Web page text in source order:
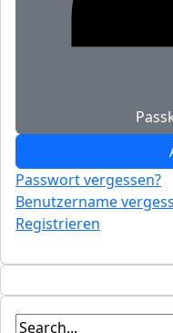
Passwort vergessen?
Benutzername
Registrieren